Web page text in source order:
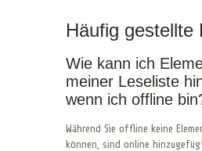
Häufig gestellte
Wie kann ich
meiner Leseliste
wenn ich offline
Während Sie offline keine
können, sind online